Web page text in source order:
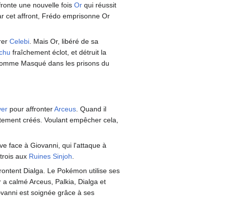
une nouvelle fois Or qui réussit
cet affront, Frédo emprisonne Or
Celebi . Mais Or, libéré de sa
fraîchement éclot, et détruit la
Masqué dans les prisons du
pour affronterArceus . Quand il
créés. Voulant empêcher cela,
face à Giovanni, qui l'attaque à
aux Ruines Sinjoh
Dialga. Le Pokémon utilise ses
calmé Arceus, Palkia, Dialga et
est soignée grâce à ses